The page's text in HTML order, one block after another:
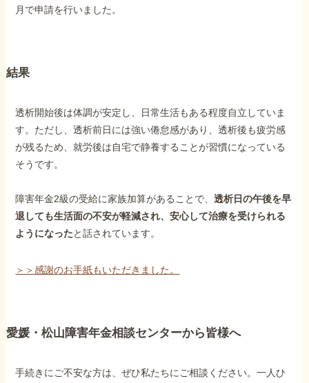
月で申請を行いました。
結果
透析開始後は体調が安定し、日常生活もある程度自立していま
す。ただし、透析前日には強い倦怠感があり、透析後も疲労感
が残るため、就労後は自宅で静養することが習慣になっている
そうです。
障害年金2級の受給に家族加算があることで、透析日の午後を早
退 しても生活面の不安が軽減され、安心して治療を受けられる
ようになったと話されています。
＞＞感謝のお手紙もいただきました。
愛媛・松山障害年金相談センターから皆様へ
手続きにご不安な方は、ぜひ私たちにご相談ください。一人ひ